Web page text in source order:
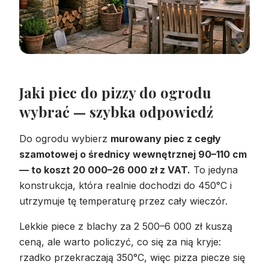
Jaki piec do pizzy do ogrodu
wybrać — szybka odpowiedź
Do ogrodu wybierz murowany piec z cegły
szamotowej o średnicy wewnętrznej 90–110 cm
— to koszt 20 000–26 000 zł z VAT. To jedyna
konstrukcja, która realnie dochodzi do 450°C i
utrzymuje tę temperaturę przez cały wieczór.
Lekkie piece z blachy za 2 500–6 000 zł kuszą
ceną, ale warto policzyć, co się za nią kryje:
rzadko przekraczają 350°C, więc pizza piecze się